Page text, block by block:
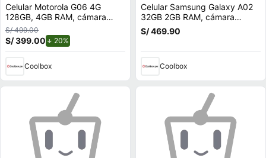
Celular Motorola G06 4G
128GB, 4GB RAM, cámara
trasera 50MP y frontal 8MP,
6.8"", verde
S/ 499.00
S/ 399.00 20%
Coolbox
Celular Samsung Galaxy A02
32GB 2GB RAM, cámara
trasera 13MP y frontal 5MP,
6.5"", Quad Core, negro
S/ 469.90
Coolbox